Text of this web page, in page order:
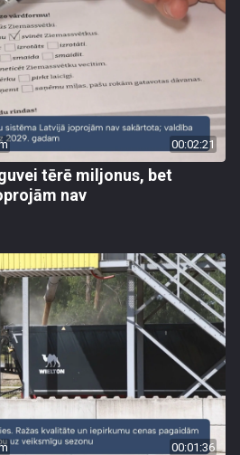
00:02:21
tērē miljonus, bet
nav
00:01:36